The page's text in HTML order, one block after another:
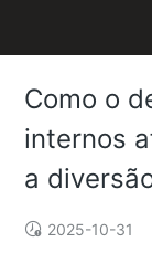
Como o
internos
a
2025-10-31